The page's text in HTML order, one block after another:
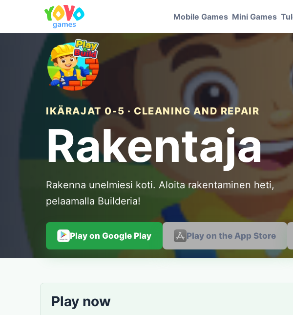
Mobile Games Mini Games
IKÄRAJAT 0-5 · CLEANING AND REPAIR
Rakentaja
Rakenna unelmiesi koti. Aloita rakentaminen heti,
pelaamalla Builderia!
Play on Google Play Play on the App Store
Play now